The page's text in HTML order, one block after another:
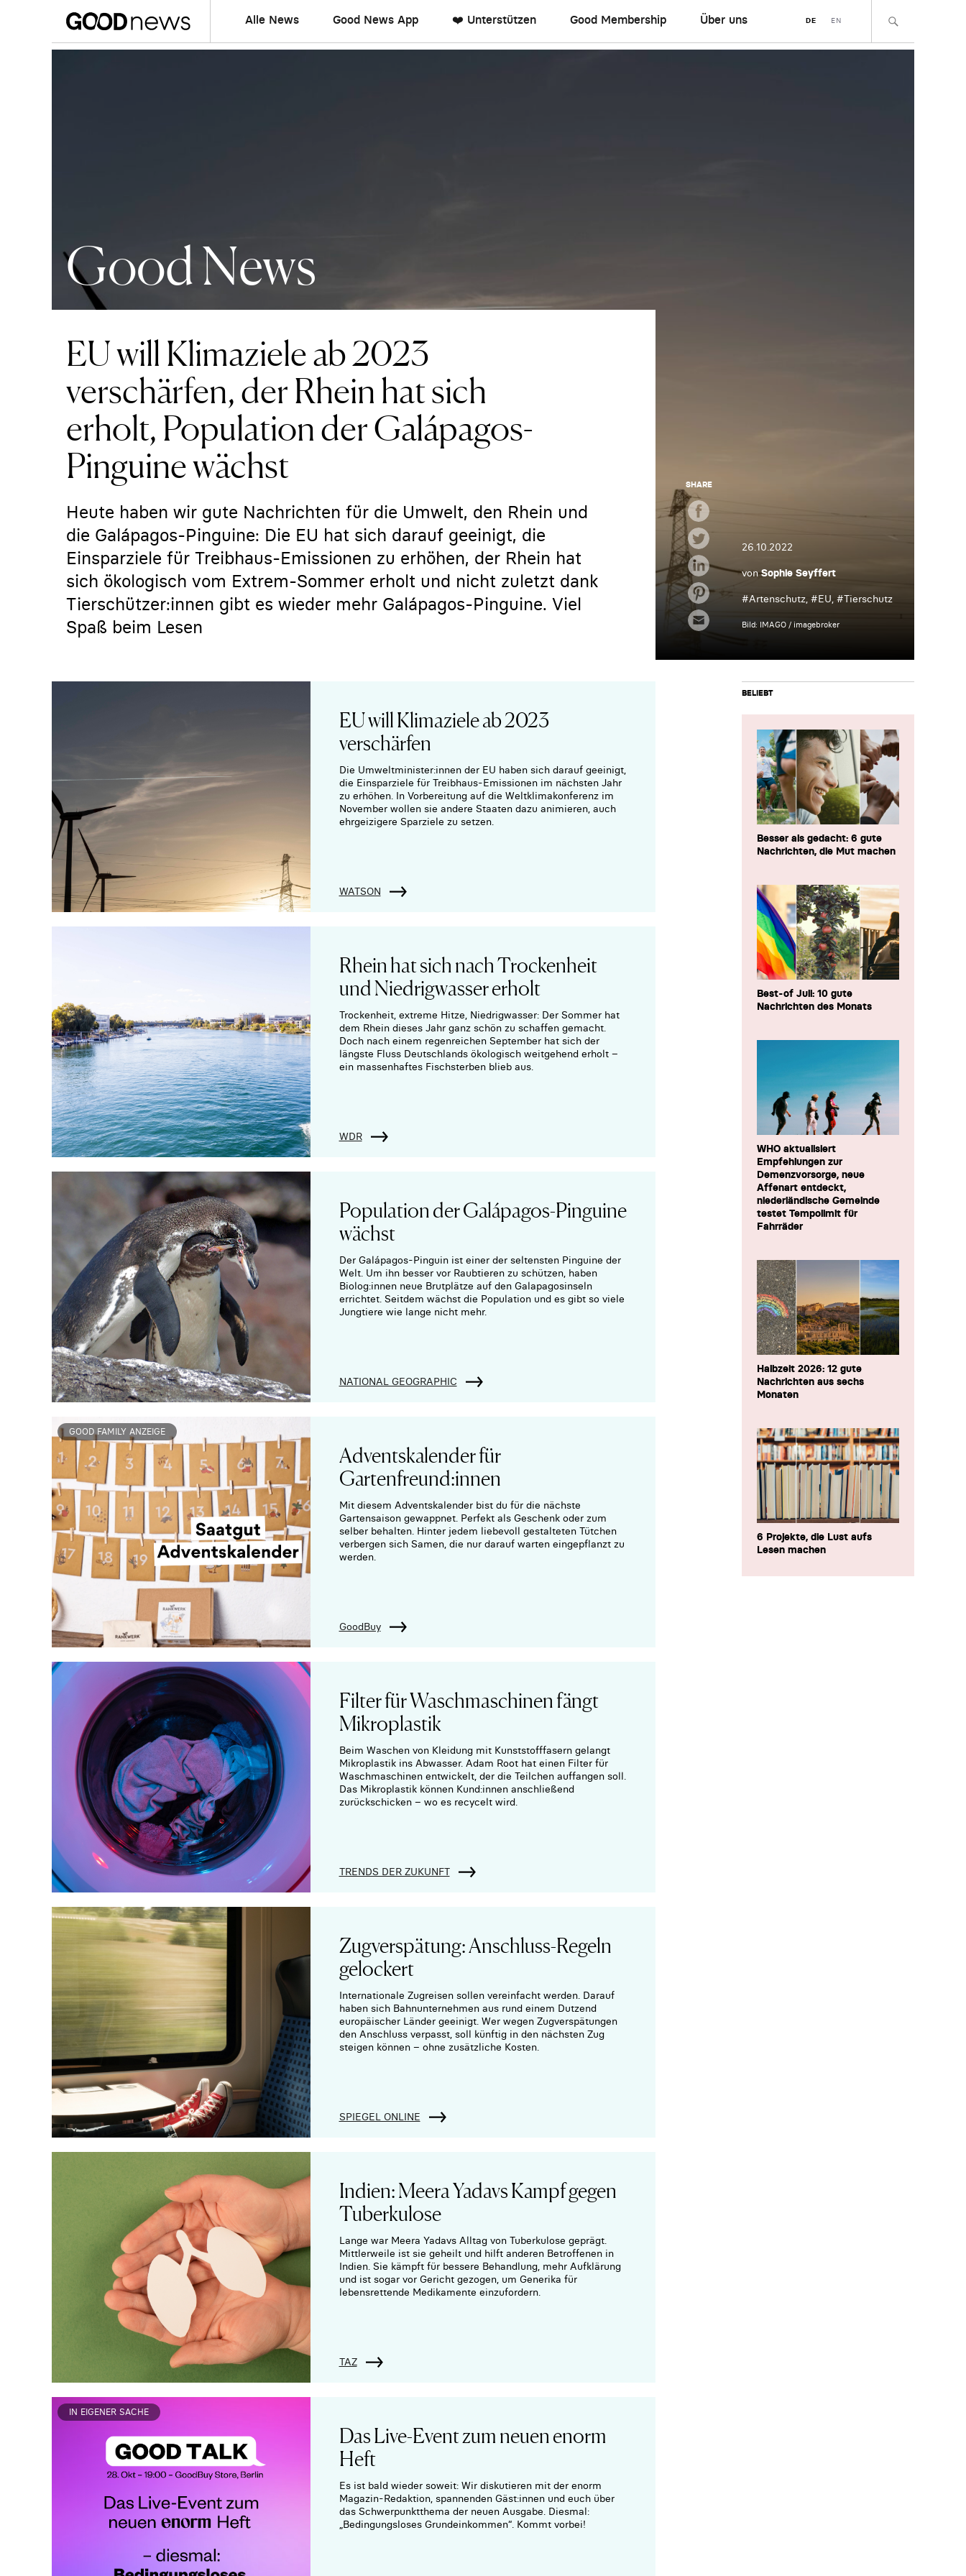
Alle News Good News App ❤️ Unterstützen Good Membership Über uns DE EN
Good News
EU will Klimaziele ab 2023
verschärfen, der Rhein hat sich
erholt, Population der Galápagos-
Pinguine wächst
Heute haben wir gute Nachrichten für die Umwelt, den Rhein und
die Galápagos-Pinguine: Die EU hat sich darauf geeinigt, die
Einsparziele für Treibhaus-Emissionen zu erhöhen, der Rhein hat
sich ökologisch vom Extrem-Sommer erholt und nicht zuletzt dank
Tierschützer:innen gibt es wieder mehr Galápagos-Pinguine. Viel
Spaß beim Lesen
SHARE
26.10.2022
vonSophie Seyffert
#Artenschutz, #EU, #Tierschutz
Bild: IMAGO / imagebroker
EU will Klimaziele ab 2023
verschärfen
Die Umweltminister:innen der EU haben sich darauf geeinigt,
die Einsparziele für Treibhaus-Emissionen im nächsten Jahr
zu erhöhen. In Vorbereitung auf die Weltklimakonferenz im
November wollen sie andere Staaten dazu animieren, auch
ehrgeizigere Sparziele zu setzen.
WATSON
Rhein hat sich nach Trockenheit
und Niedrigwasser erholt
Trockenheit, extreme Hitze, Niedrigwasser: Der Sommer hat
dem Rhein dieses Jahr ganz schön zu schaffen gemacht.
Doch nach einem regenreichen September hat sich der
längste Fluss Deutschlands ökologisch weitgehend erholt –
ein massenhaftes Fischsterben blieb aus.
WDR
Population der Galápagos-Pinguine
wächst
Der Galápagos-Pinguin ist einer der seltensten Pinguine der
Welt. Um ihn besser vor Raubtieren zu schützen, haben
Biolog:innen neue Brutplätze auf den Galapagosinseln
errichtet. Seitdem wächst die Population und es gibt so viele
Jungtiere wie lange nicht mehr.
NATIONAL GEOGRAPHIC
GOOD FAMILY ANZEIGE
Adventskalender für
Gartenfreund:innen
Mit diesem Adventskalender bist du für die nächste
Gartensaison gewappnet. Perfekt als Geschenk oder zum
selber behalten. Hinter jedem liebevoll gestalteten Tütchen
verbergen sich Samen, die nur darauf warten eingepflanzt zu
werden.
GoodBuy
Filter für Waschmaschinen fängt
Mikroplastik
Beim Waschen von Kleidung mit Kunststofffasern gelangt
Mikroplastik ins Abwasser. Adam Root hat einen Filter für
Waschmaschinen entwickelt, der die Teilchen auffangen soll.
Das Mikroplastik können Kund:innen anschließend
zurückschicken – wo es recycelt wird.
TRENDS DER ZUKUNFT
Zugverspätung: Anschluss-Regeln
gelockert
Internationale Zugreisen sollen vereinfacht werden. Darauf
haben sich Bahnunternehmen aus rund einem Dutzend
europäischer Länder geeinigt. Wer wegen Zugverspätungen
den Anschluss verpasst, soll künftig in den nächsten Zug
steigen können – ohne zusätzliche Kosten.
SPIEGEL ONLINE
Indien: Meera Yadavs Kampf gegen
Tuberkulose
Lange war Meera Yadavs Alltag von Tuberkulose geprägt.
Mittlerweile ist sie geheilt und hilft anderen Betroffenen in
Indien. Sie kämpft für bessere Behandlung, mehr Aufklärung
und ist sogar vor Gericht gezogen, um Generika für
lebensrettende Medikamente einzufordern.
TAZ
IN EIGENER SACHE
Das Live-Event zum neuen enorm
Heft
Es ist bald wieder soweit: Wir diskutieren mit der enorm
Magazin-Redaktion, spannenden Gäst:innen und euch über
das Schwerpunktthema der neuen Ausgabe. Diesmal:
„Bedingungsloses Grundeinkommen“. Kommt vorbei!
BELIEBT
Besser als gedacht: 6 gute
Nachrichten, die Mut machen
Best-of Juli: 10 gute
Nachrichten des Monats
WHO aktualisiert
Empfehlungen zur
Demenzvorsorge, neue
Affenart entdeckt,
niederländische Gemeinde
testet Tempolimit für
Fahrräder
Halbzeit 2026: 12 gute
Nachrichten aus sechs
Monaten
6 Projekte, die Lust aufs
Lesen machen